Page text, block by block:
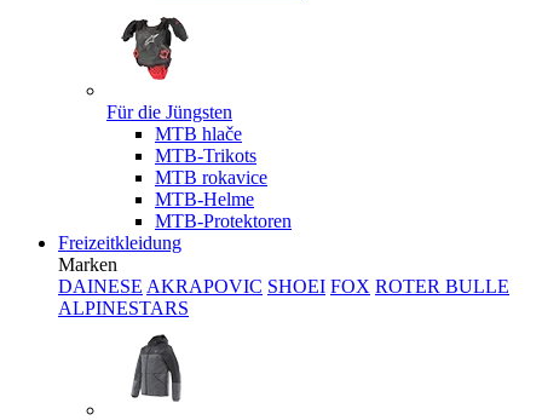
Für die Jüngsten
MTB hlače
MTB-Trikots
MTB rokavice
MTB-Helme
MTB-Protektoren
Freizeitkleidung
Marken
DAINESE AKRAPOVIC SHOEI FOX ROTER BULLE
ALPINESTARS